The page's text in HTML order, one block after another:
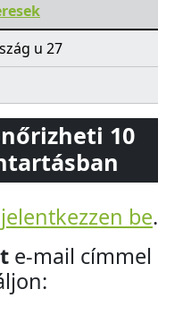
u 27
10
jelentkezzen be.
e-mail címmel